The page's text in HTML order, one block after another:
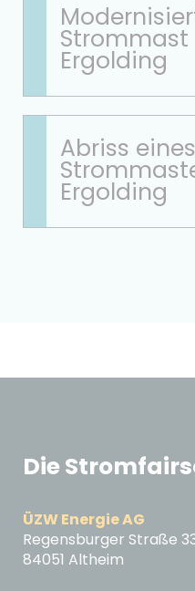
Strommast
Ergolding
Abriss
Ergolding
Die
ÜZW Energie AG
Regensburger Straße
84051 Altheim